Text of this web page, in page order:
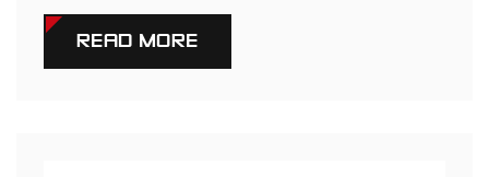
READ MORE